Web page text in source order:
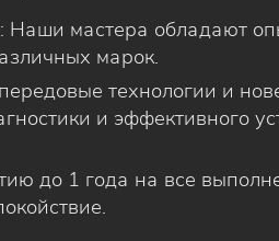
мастера обладают
марок.
технологии и
и эффективного
до 1 года на все